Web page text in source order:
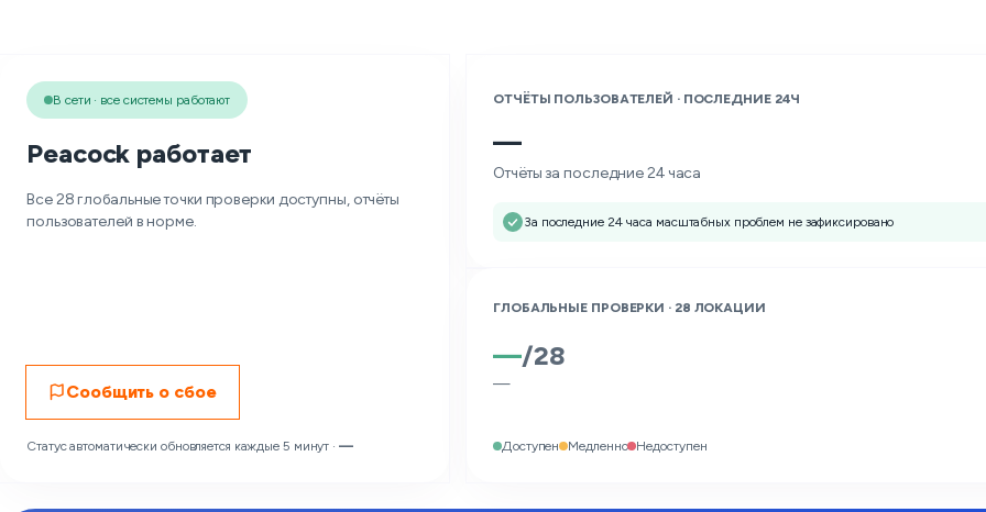
В сети · все системы работают
Peacock работает
Все 28 глобальные точки проверки доступны, отчёты
пользователей в норме.
Сообщить о сбое
Статус автоматически обновляется каждые 5 минут · —
ОТЧЁТЫ ПОЛЬЗОВАТЕЛЕЙ · ПОСЛЕДНИЕ 24Ч
—
Отчёты за последние 24 часа
За последние 24 часа масштабных проблем не зафиксировано
ГЛОБАЛЬНЫЕ ПРОВЕРКИ · 28 ЛОКАЦИИ
—/28
—
Доступен Медленно Недоступен